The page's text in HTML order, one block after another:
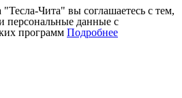
Чита" вы соглашаетесь с тем,
персональные данные с
программ Подробнее